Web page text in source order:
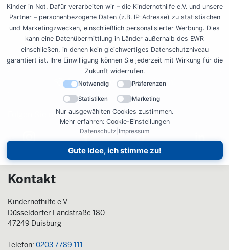
Kinder in Not. Dafür verarbeiten wir – die Kindernothilfe e.V. und unsere
Partner – personenbezogene Daten (z.B. IP-Adresse) zu statistischen
und Marketingzwecken, einschließlich personalisierter Werbung. Dies
kann eine Datenübermittlung in Länder außerhalb des EWR
einschließen, in denen kein gleichwertiges Datenschutzniveau
garantiert ist. Ihre Einwilligung können Sie jederzeit mit Wirkung für die
Zukunft widerrufen.
Notwendig Präferenzen
Statistiken Marketing
Nur ausgewählten Cookies zustimmen.
Mehr erfahren: Cookie-Einstellungen
Datenschutz Impressum
Gute Idee, ich stimme zu!
Jetzt Newsletter abonnieren!
Folgen Sie uns auf:
Folgen Sie uns auf:
Kontakt
Kindernothilfe e.V.
Düsseldorfer Landstraße 180
47249 Duisburg
Telefon: 0203 7789 111